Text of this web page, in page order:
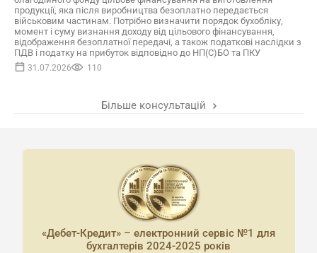
продукції, яка після виробництва безоплатно передається
військовим частинам. Потрібно визначити порядок бухобліку,
момент і суму визнання доходу від цільового фінансування,
відображення безоплатної передачі, а також податкові наслідки з
ПДВ і податку на прибуток відповідно до НП(С)БО та ПКУ
31.07.2026 110
Більше консультацій
«Дебет-Кредит» – електронний сервіс №1 для
бухгалтерів 2024-2025 років